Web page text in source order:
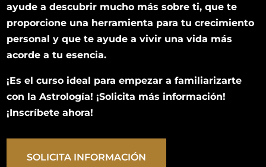
ayude a descubrir mucho más sobre ti, que te
proporcione una herramienta para tu crecimiento
personal y que te ayude a vivir una vida más
acorde a tu esencia.
¡Es el curso ideal para empezar a familiarizarte
con la Astrología! ¡Solicita más información!
¡Inscríbete ahora!
SOLICITA INFORMACIÓN